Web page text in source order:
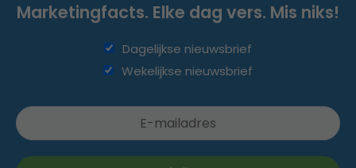
Marketingfacts. Elke dag vers. Mis niks!
Dagelijkse nieuwsbrief
Wekelijkse nieuwsbrief